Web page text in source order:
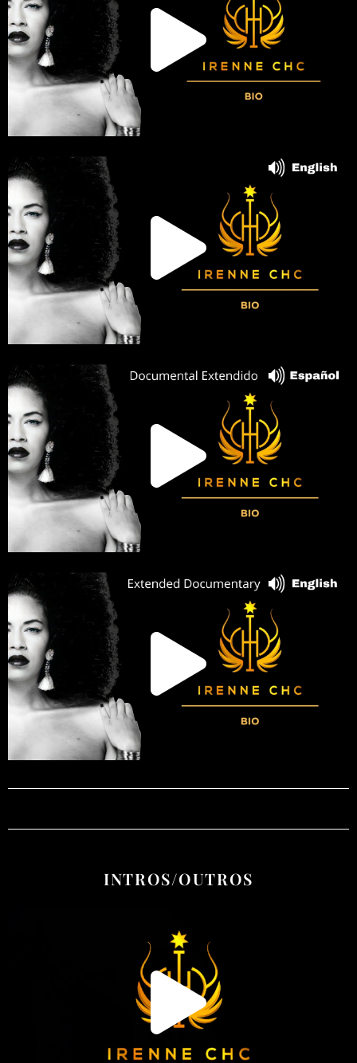
INTROS/OUTROS